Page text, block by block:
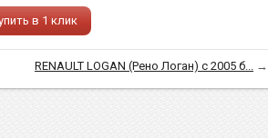
в 1 клик
RENAULT LOGAN (Рено Логан) с 2005 б... →